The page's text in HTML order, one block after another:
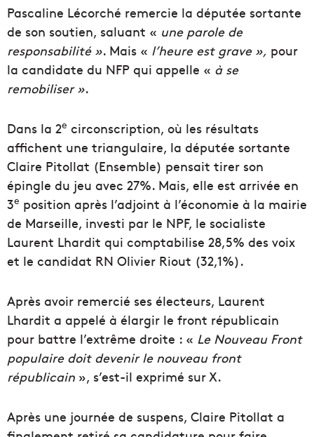
Pascaline Lécorché remercie la députée sortante
de son soutien, saluant « une parole de
responsabilité ». Mais « l’heure est grave », pour
la candidate du NFP qui appelle « à se
remobiliser ».
Dans la 2e circonscription, où les résultats
affichent une triangulaire, la députée sortante
Claire Pitollat (Ensemble) pensait tirer son
épingle du jeu avec 27%. Mais, elle est arrivée en
3e position après l’adjoint à l’économie à la mairie
de Marseille, investi par le NPF, le socialiste
Laurent Lhardit qui comptabilise 28,5% des voix
et le candidat RN Olivier Riout (32,1%).
Après avoir remercié ses électeurs, Laurent
Lhardit a appelé à élargir le front républicain
pour battre l’extrême droite : « Le Nouveau Front
populaire doit devenir le nouveau front
républicain », s’est-il exprimé sur X.
Après une journée de suspens, Claire Pitollat a